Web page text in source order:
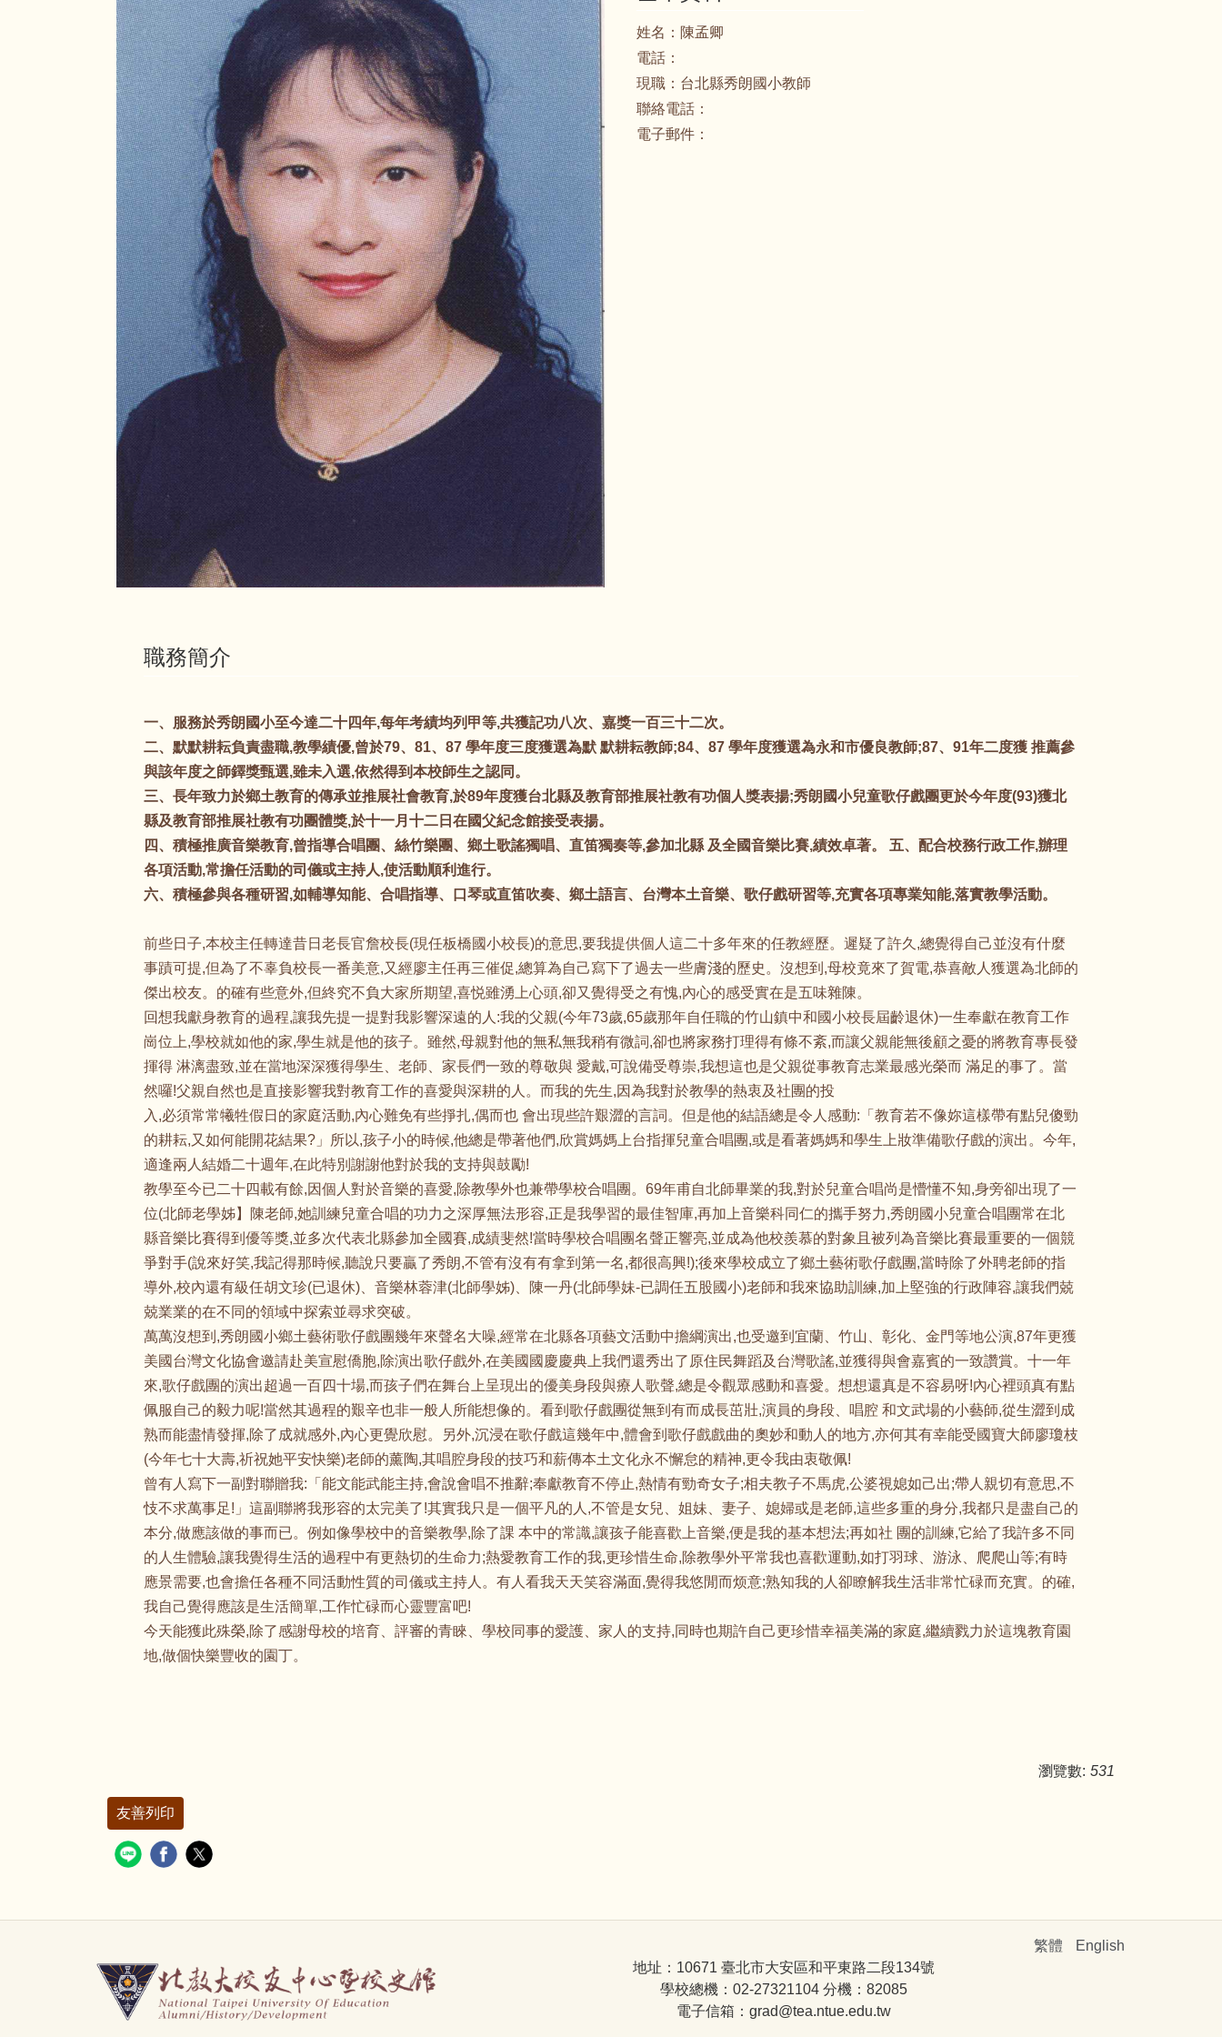
姓名： 陳孟卿
電話：
現職： 台北縣秀朗國小教師
聯絡電話：
電子郵件：
職務簡介
一、服務於秀朗國小至今達二十四年,每年考績均列甲等,共獲記功八次、嘉獎一百三十二次。
二、默默耕耘負責盡職,教學績優,曾於79、81、87 學年度三度獲選為默 默耕耘教師;84、87 學年度獲選為永和市優良教師;87、91年二度獲 推薦參
與該年度之師鐸獎甄選,雖未入選,依然得到本校師生之認同。
三、長年致力於鄉土教育的傳承並推展社會教育,於89年度獲台北縣及教育部推展社教有功個人獎表揚;秀朗國小兒童歌仔戲團更於今年度(93)獲北
縣及教育部推展社教有功團體獎,於十一月十二日在國父紀念館接受表揚。
四、積極推廣音樂教育,曾指導合唱團、絲竹樂團、鄉土歌謠獨唱、直笛獨奏等,參加北縣 及全國音樂比賽,績效卓著。 五、配合校務行政工作,辦理
各項活動,常擔任活動的司儀或主持人,使活動順利進行。
六、積極參與各種研習,如輔導知能、合唱指導、口琴或直笛吹奏、鄉土語言、台灣本土音樂、歌仔戲研習等,充實各項專業知能,落實教學活動。
前些日子,本校主任轉達昔日老長官詹校長(現任板橋國小校長)的意思,要我提供個人這二十多年來的任教經歷。遲疑了許久,總覺得自己並沒有什麼
事蹟可提,但為了不辜負校長一番美意,又經廖主任再三催促,總算為自己寫下了過去一些膚淺的歷史。沒想到,母校竟來了賀電,恭喜敵人獲選為北師的
傑出校友。的確有些意外,但終究不負大家所期望,喜悦雖湧上心頭,卻又覺得受之有愧,內心的感受實在是五味雜陳。
回想我獻身教育的過程,讓我先提一提對我影響深遠的人:我的父親(今年73歲,65歲那年自任職的竹山鎮中和國小校長屆齡退休)一生奉獻在教育工作
崗位上,學校就如他的家,學生就是他的孩子。雖然,母親對他的無私無我稍有微詞,卻也將家務打理得有條不紊,而讓父親能無後顧之憂的將教育專長發
揮得 淋漓盡致,並在當地深深獲得學生、老師、家長們一致的尊敬與 愛戴,可說備受尊崇,我想這也是父親從事教育志業最感光榮而 滿足的事了。當
然囉!父親自然也是直接影響我對教育工作的喜愛與深耕的人。而我的先生,因為我對於教學的熱衷及社團的投
入,必須常常犧牲假日的家庭活動,內心難免有些掙扎,偶而也 會出現些許艱澀的言詞。但是他的結語總是令人感動:「教育若不像妳這樣帶有點兒傻勁
的耕耘,又如何能開花結果?」所以,孩子小的時候,他總是帶著他們,欣賞媽媽上台指揮兒童合唱團,或是看著媽媽和學生上妝準備歌仔戲的演出。今年,
適逢兩人結婚二十週年,在此特別謝謝他對於我的支持與鼓勵!
教學至今已二十四載有餘,因個人對於音樂的喜愛,除教學外也兼帶學校合唱團。69年甫自北師畢業的我,對於兒童合唱尚是懵懂不知,身旁卻出現了一
位(北師老學姊】陳老師,她訓練兒童合唱的功力之深厚無法形容,正是我學習的最佳智庫,再加上音樂科同仁的攜手努力,秀朗國小兒童合唱團常在北
縣音樂比賽得到優等獎,並多次代表北縣參加全國賽,成績斐然!當時學校合唱團名聲正響亮,並成為他校羨慕的對象且被列為音樂比賽最重要的一個競
爭對手(說來好笑,我記得那時候,聽說只要贏了秀朗,不管有沒有有拿到第一名,都很高興!);後來學校成立了鄉土藝術歌仔戲團,當時除了外聘老師的指
導外,校內還有級任胡文珍(已退休)、音樂林蓉津(北師學姊)、陳一丹(北師學妹-已調任五股國小)老師和我來協助訓練,加上堅強的行政陣容,讓我們兢
兢業業的在不同的領域中探索並尋求突破。
萬萬沒想到,秀朗國小鄉土藝術歌仔戲團幾年來聲名大噪,經常在北縣各項藝文活動中擔綱演出,也受邀到宜蘭、竹山、彰化、金門等地公演,87年更獲
美國台灣文化協會邀請赴美宣慰僑胞,除演出歌仔戲外,在美國國慶慶典上我們還秀出了原住民舞蹈及台灣歌謠,並獲得與會嘉賓的一致讚賞。十一年
來,歌仔戲團的演出超過一百四十場,而孩子們在舞台上呈現出的優美身段與療人歌聲,總是令觀眾感動和喜愛。想想還真是不容易呀!內心裡頭真有點
佩服自己的毅力呢!當然其過程的艱辛也非一般人所能想像的。看到歌仔戲團從無到有而成長茁壯,演員的身段、唱腔 和文武場的小藝師,從生澀到成
熟而能盡情發揮,除了成就感外,內心更覺欣慰。另外,沉浸在歌仔戲這幾年中,體會到歌仔戲戲曲的奧妙和動人的地方,亦何其有幸能受國寶大師廖瓊枝
(今年七十大壽,祈祝她平安快樂)老師的薰陶,其唱腔身段的技巧和薪傳本土文化永不懈怠的精神,更令我由衷敬佩!
曾有人寫下一副對聯贈我:「能文能武能主持,會說會唱不推辭;奉獻教育不停止,熱情有勁奇女子;相夫教子不馬虎,公婆視媳如己出;帶人親切有意思,不
忮不求萬事足!」這副聯將我形容的太完美了!其實我只是一個平凡的人,不管是女兒、姐妹、妻子、媳婦或是老師,這些多重的身分,我都只是盡自己的
本分,做應該做的事而已。例如像學校中的音樂教學,除了課 本中的常識,讓孩子能喜歡上音樂,便是我的基本想法;再如社 團的訓練,它給了我許多不同
的人生體驗,讓我覺得生活的過程中有更熱切的生命力;熱愛教育工作的我,更珍惜生命,除教學外平常我也喜歡運動,如打羽球、游泳、爬爬山等;有時
應景需要,也會擔任各種不同活動性質的司儀或主持人。有人看我天天笑容滿面,覺得我悠閒而烦意;熟知我的人卻瞭解我生活非常忙碌而充實。的確,
我自己覺得應該是生活簡單,工作忙碌而心靈豐富吧!
今天能獲此殊榮,除了感謝母校的培育、評審的青睞、學校同事的愛護、家人的支持,同時也期許自己更珍惜幸福美滿的家庭,繼續戮力於這塊教育園
地,做個快樂豐收的園丁。
瀏覽數: 531
友善列印
繁體
English
地址：10671 臺北市大安區和平東路二段134號
學校總機：02-27321104 分機：82085
電子信箱：grad@tea.ntue.edu.tw